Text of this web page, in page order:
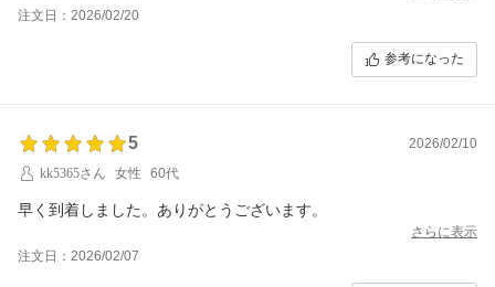
注文日：2026/02/20
参考になった
5
2026/02/10
kk5365さん
女性 60代
早く到着しました。ありがとうございます。
さらに表示
注文日：2026/02/07